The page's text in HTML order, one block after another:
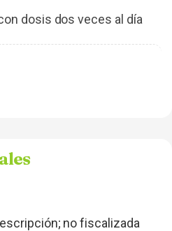
dosis dos veces al día
no fiscalizada